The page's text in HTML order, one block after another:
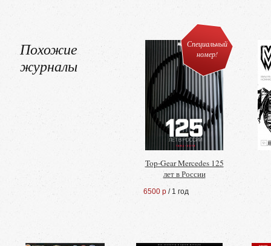
Похожие
журналы
Специальный
номер!
Top-Gear Mercedes 125
лет в России
6500 р / 1 год